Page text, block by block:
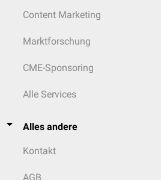
Content Marketing
Marktforschung
CME-Sponsoring
Alle Services
Alles andere
Kontakt
AGB